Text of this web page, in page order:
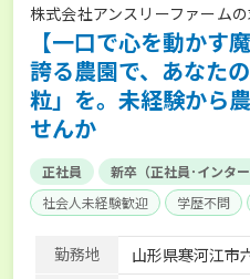
株式会社アンスリーファームの
【一口で心を動かす
誇る農園で、あなた
粒」を。未経験から
せんか
正社員 新卒（正社員･インター
社会人未経験歓迎
学歴不問
家賃補助制度あり
賞与実績あ
社会保険完備
勤務地
山形県寒河江市